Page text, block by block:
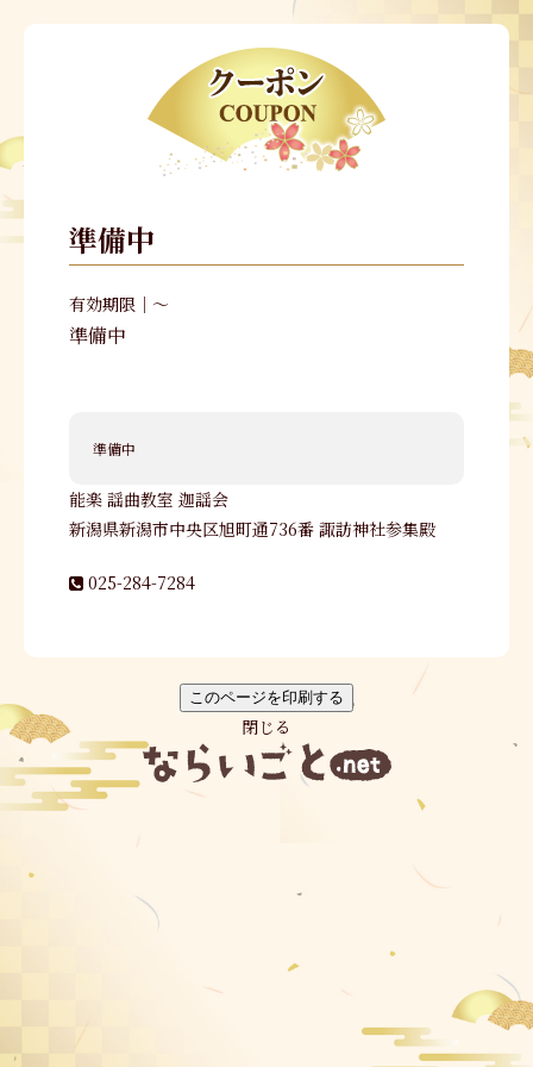
準備中
有効期限｜～
準備中
準備中
能楽 謡曲教室 迦謡会
新潟県新潟市中央区旭町通736番 諏訪神社参集殿
025-284-7284
閉じる